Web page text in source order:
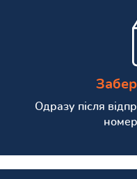
Одразу після